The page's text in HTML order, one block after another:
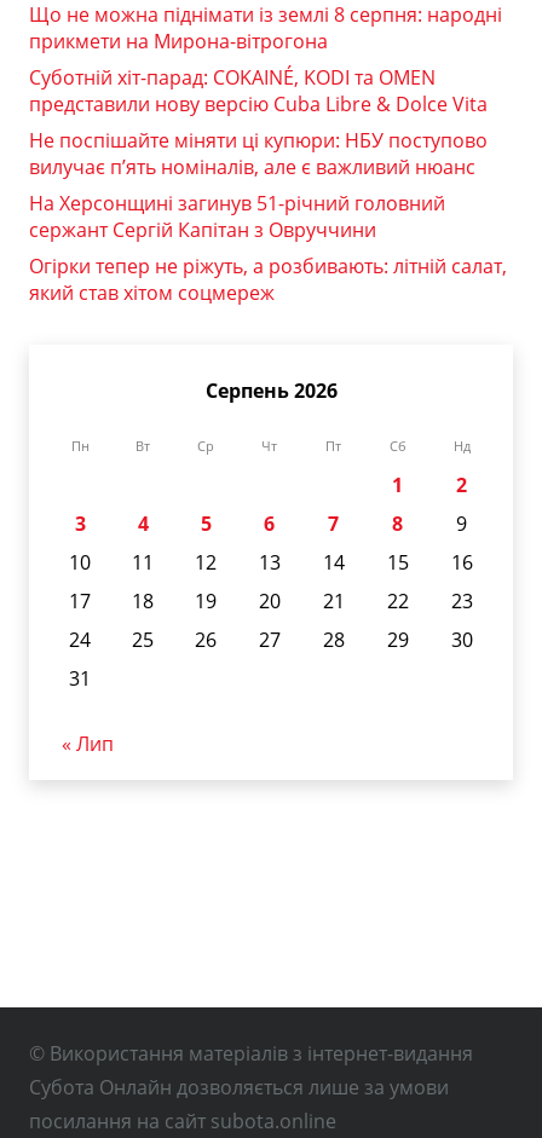
Що не можна піднімати із землі 8 серпня: народні
прикмети на Мирона-вітрогона
Суботній хіт-парад: COKAINÉ, KODI та OMEN
представили нову версію Cuba Libre & Dolce Vita
Не поспішайте міняти ці купюри: НБУ поступово
вилучає п’ять номіналів, але є важливий нюанс
На Херсонщині загинув 51-річний головний
сержант Сергій Капітан з Овруччини
Огірки тепер не ріжуть, а розбивають: літній салат,
який став хітом соцмереж
Серпень 2026
Пн Вт Ср Чт Пт Сб Нд
1
2
3
4 5 6 7 8
9
10
11 12 13 14 15
16
17
18 19 20 21 22
23
24
25 26 27 28 29
30
31
« Лип
© Використання матеріалів з інтернет-видання
Субота Онлайн дозволяється лише за умови
посилання на сайт subota.online